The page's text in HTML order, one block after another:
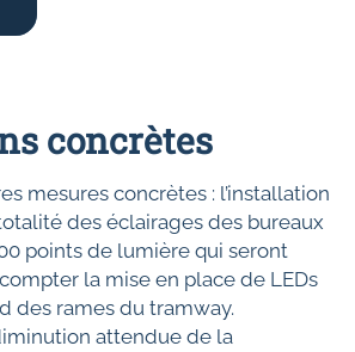
concrètes
mesures concrètes : l’installation
des éclairages des bureaux
points de lumière qui seront
la mise en place de LEDs
des rames du tramway.
attendue de la